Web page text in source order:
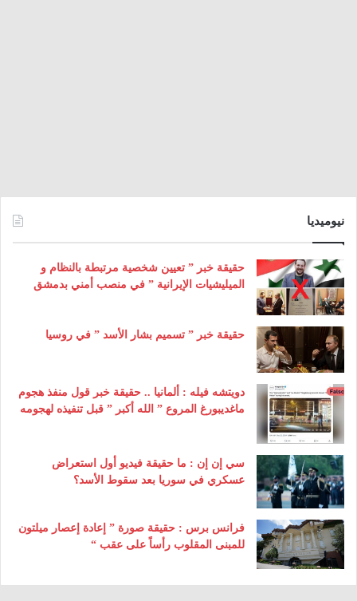
نيوميديا
حقيقة خبر ” تعيين شخصية مرتبطة بالنظام و
الميليشيات الإيرانية ” في منصب أمني بدمشق
حقيقة خبر ” تسميم بشار الأسد ” في روسيا
دويتشه فيله : ألمانيا .. حقيقة خبر قول منفذ هجوم
ماغديبورغ المروع ” الله أكبر ” قبل تنفيذه لهجومه
سي إن إن : ما حقيقة فيديو أول استعراض
عسكري في سوريا بعد سقوط الأسد؟
فرانس برس : حقيقة صورة ” إعادة إعصار ميلتون
للمبنى المقلوب رأساً على عقب “